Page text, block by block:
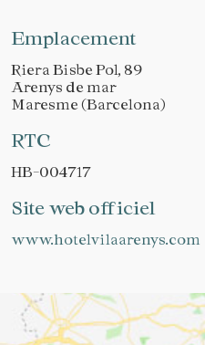
Emplacement
Riera Bisbe Pol, 89
Arenys de mar
Maresme (Barcelona)
RTC
HB-004717
Site web officiel
www.hotelvilaarenys.com